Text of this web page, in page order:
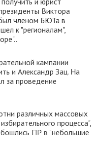
Виктора
членом БЮТа в
к "регионалам",
кампании
и Александр Зац. На
за проведение
различных массовых
процесса",
ПР в "небольшие